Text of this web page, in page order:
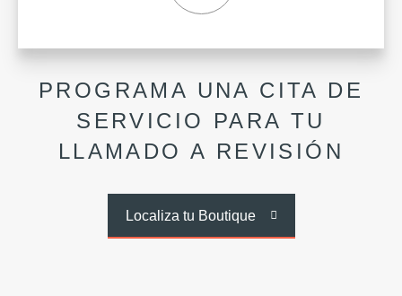
PROGRAMA UNA CITA DE
SERVICIO PARA TU
LLAMADO A REVISIÓN
Localiza tu Boutique